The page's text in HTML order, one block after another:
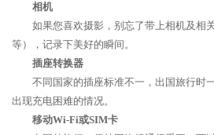
相机
如果您喜欢摄影，别忘了带上相机及相
等），记录下美好的瞬间。
插座转换器
不同国家的插座标准不一，出国旅行时
出现充电困难的情况。
移动Wi-Fi或SIM卡